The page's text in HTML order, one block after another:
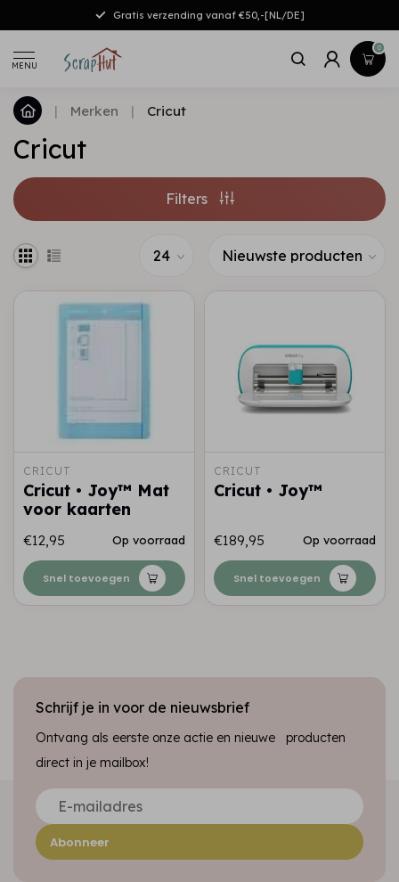
Gratis verzending vanaf €50,-[NL/DE]
MENU
0
| Merken | Cricut
Cricut
Filters
CRICUT
Cricut • Joy™ Mat
voor kaarten
€12,95 Op voorraad
Snel toevoegen
CRICUT
Cricut • Joy™
€189,95 Op voorraad
Snel toevoegen
Schrijf je in voor de nieuwsbrief
Ontvang als eerste onze actie en nieuwe producten
direct in je mailbox!
Abonneer